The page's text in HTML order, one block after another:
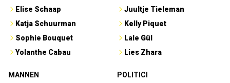
Elise Schaap
Katja Schuurman
Sophie Bouquet
Yolanthe Cabau
Juultje Tieleman
Kelly Piquet
Lale Gül
Lies Zhara
MANNEN
POLITICI